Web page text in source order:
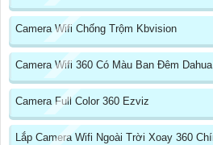
Camera Wifi Chống Trộm Kbvision
Camera Wifi 360 Có Màu Ban Đêm Dahua
Camera Full Color 360 Ezviz
Lắp Camera Wifi Ngoài Trời Xoay 360